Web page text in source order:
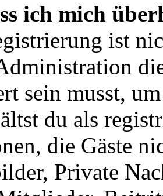
ich mich
ist
sein musst,
du als
die Gäste
Private